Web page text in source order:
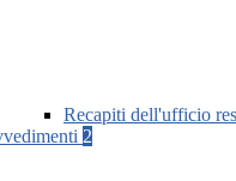
Recapiti dell'ufficio
2